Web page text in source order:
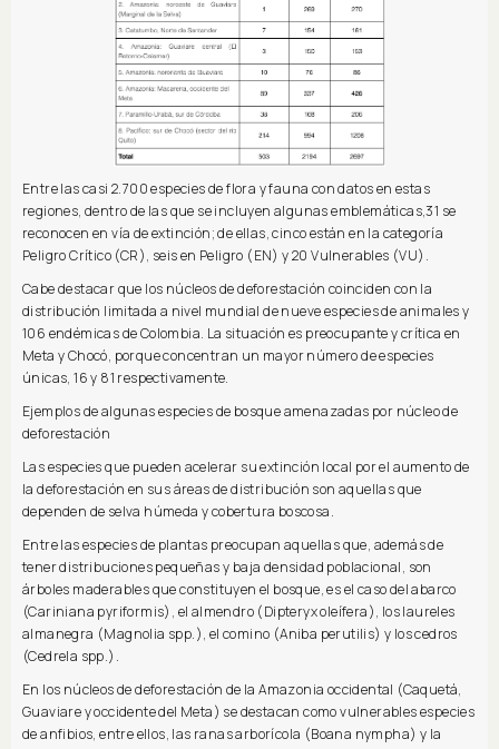
Entre las casi 2.700 especies de flora y fauna con datos en estas
regiones, dentro de las que se incluyen algunas emblemáticas,31 se
reconocen en vía de extinción; de ellas, cinco están en la categoría
Peligro Crítico (CR), seis en Peligro (EN) y 20 Vulnerables (VU).
Cabe destacar que los núcleos de deforestación coinciden con la
distribución limitada a nivel mundial de nueve especies de animales y
106 endémicas de Colombia. La situación es preocupante y crítica en
Meta y Chocó, porque concentran un mayor número de especies
únicas, 16 y 81 respectivamente.
Ejemplos de algunas especies de bosque amenazadas por núcleo de
deforestación
Las especies que pueden acelerar su extinción local por el aumento de
la deforestación en sus áreas de distribución son aquellas que
dependen de selva húmeda y cobertura boscosa.
Entre las especies de plantas preocupan aquellas que, además de
tener distribuciones pequeñas y baja densidad poblacional, son
árboles maderables que constituyen el bosque, es el caso del abarco
(Cariniana pyriformis), el almendro (Dipteryx oleífera), los laureles
almanegra (Magnolia spp.), el comino (Aniba perutilis) y los cedros
(Cedrela spp.).
En los núcleos de deforestación de la Amazonia occidental (Caquetá,
Guaviare y occidente del Meta) se destacan como vulnerables especies
de anfibios, entre ellos, las ranas arborícola (Boana nympha) y la